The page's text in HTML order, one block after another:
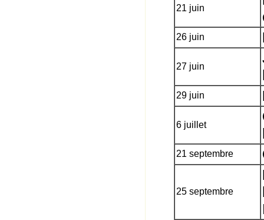
21 juin
26 juin
27 juin
29 juin
6 juillet
21 septembre
25 septembre